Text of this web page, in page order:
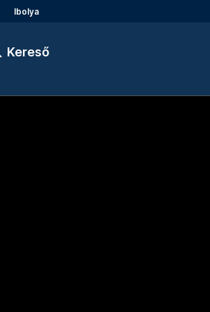
Ibolya
Kereső